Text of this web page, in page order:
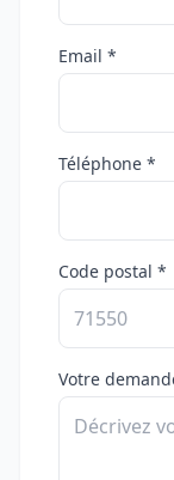
Email *
Téléphone *
Code postal *
Votre